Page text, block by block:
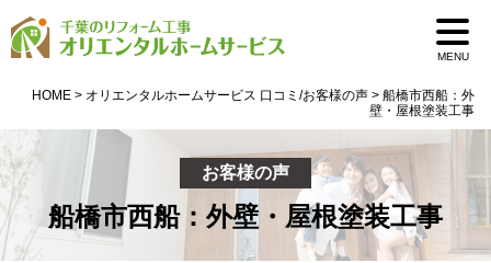
MENU
HOME > オリエンタルホームサービス 口コミ/お客様の声 > 船橋市西船：外
壁・屋根塗装工事
お客様の声
船橋市西船：外壁・屋根塗装工事